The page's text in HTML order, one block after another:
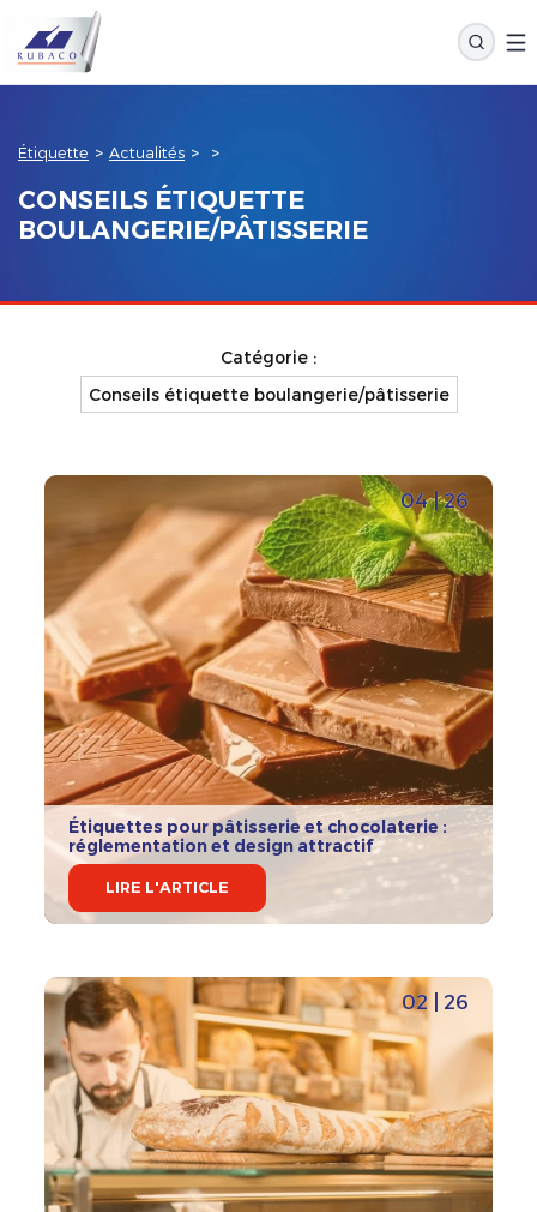
Étiquette > Actualités > >
CONSEILS ÉTIQUETTE
BOULANGERIE/PÂTISSERIE
Catégorie :
04 | 26
Étiquettes pour pâtisserie et chocolaterie :
réglementation et design attractif
LIRE L'ARTICLE
02 | 26